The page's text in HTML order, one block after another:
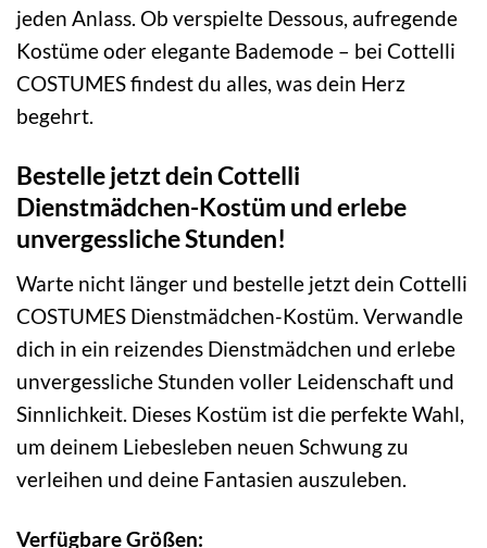
jeden Anlass. Ob verspielte Dessous, aufregende
Kostüme oder elegante Bademode – bei Cottelli
COSTUMES findest du alles, was dein Herz
begehrt.
Bestelle jetzt dein Cottelli
Dienstmädchen-Kostüm und erlebe
unvergessliche Stunden!
Warte nicht länger und bestelle jetzt dein Cottelli
COSTUMES Dienstmädchen-Kostüm. Verwandle
dich in ein reizendes Dienstmädchen und erlebe
unvergessliche Stunden voller Leidenschaft und
Sinnlichkeit. Dieses Kostüm ist die perfekte Wahl,
um deinem Liebesleben neuen Schwung zu
verleihen und deine Fantasien auszuleben.
Verfügbare Größen: